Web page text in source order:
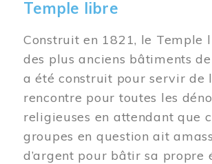
Temple libre
Construit en 1821, le Temple
des plus anciens bâtiments
a été construit pour servir de
rencontre pour toutes les
religieuses en attendant que
groupes en question ait
d’argent pour bâtir sa propre